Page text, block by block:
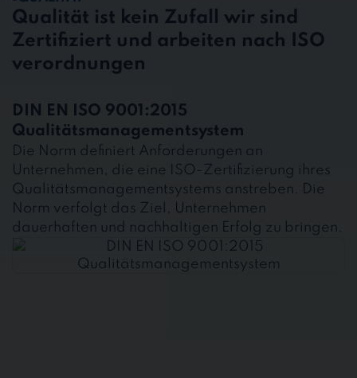
Qualität ist kein Zufall wir sind
Zertifiziert und arbeiten nach ISO
verordnungen
DIN EN ISO 9001:2015
Qualitätsmanagementsystem
Die Norm definiert Anforderungen an
Unternehmen, die eine ISO-Zertifizierung ihres
Qualitätsmanagementsystems anstreben. Die
Norm verfolgt das Ziel, Unternehmen
dauerhaften und nachhaltigen Erfolg zu bringen.